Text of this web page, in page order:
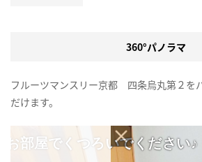
360°パノラマ
フルーツマンスリー京都 四条烏丸第２を
だけます。